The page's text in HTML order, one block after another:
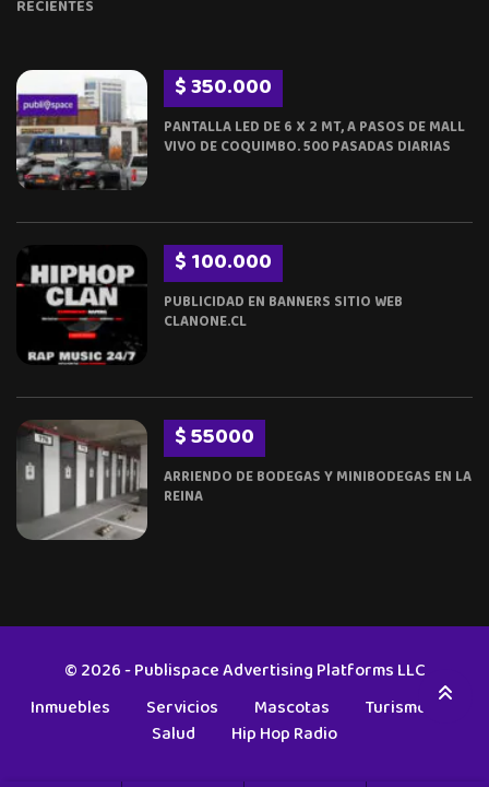
RECIENTES
$ 350.000
PANTALLA LED DE 6 X 2 MT, A PASOS DE MALL
VIVO DE COQUIMBO. 500 PASADAS DIARIAS
$ 100.000
PUBLICIDAD EN BANNERS SITIO WEB
CLANONE.CL
$ 55000
ARRIENDO DE BODEGAS Y MINIBODEGAS EN LA
REINA
© 2026 - Publispace Advertising Platforms LLC
Inmuebles
Servicios Mascotas
Turismo
Salud
Hip Hop Radio